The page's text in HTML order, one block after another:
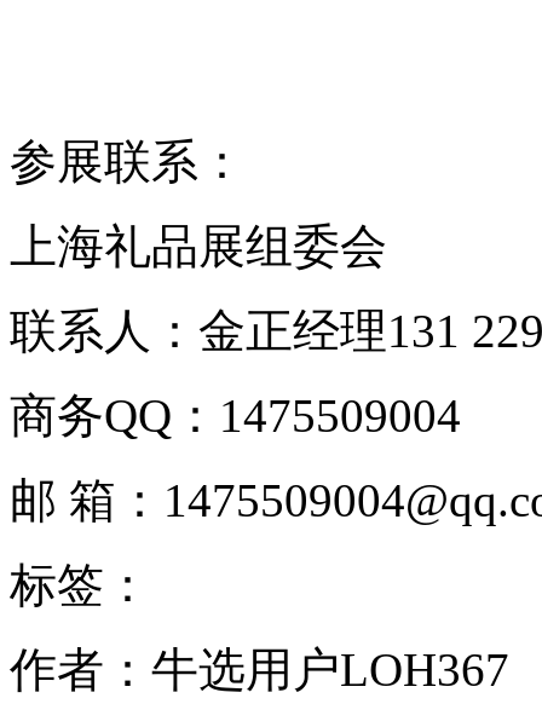
参展联系：
上海礼品展组委会
联系人：金正经理131
商务QQ：1475509004
邮 箱：
标签：
作者：牛选用户LOH367